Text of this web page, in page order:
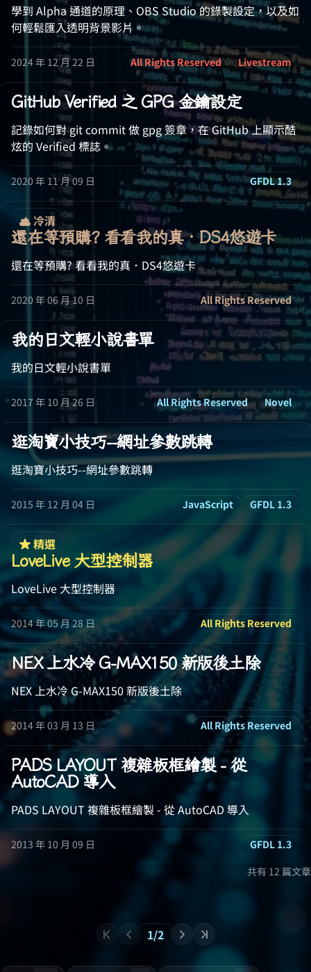
學到 Alpha 通道的原理、OBS Studio 的錄製設定，以及如
何輕鬆匯入透明背景影片。
2024 年 12 月 22 日 All Rights Reserved Livestream
GitHub Verified 之 GPG 金鑰設定
記錄如何對 git commit 做 gpg 簽章，在 GitHub 上顯示酷
炫的 Verified 標誌。
2020 年 11 月 09 日 GFDL 1.3
冷清
還在等預購? 看看我的真．DS4悠遊卡
還在等預購? 看看我的真．DS4悠遊卡
2020 年 06 月 10 日 All Rights Reserved
我的日文輕小說書單
我的日文輕小說書單
2017 年 10 月 26 日 All Rights Reserved Novel
逛淘寶小技巧--網址參數跳轉
逛淘寶小技巧--網址參數跳轉
2015 年 12 月 04 日 JavaScript GFDL 1.3
精選
LoveLive 大型控制器
LoveLive 大型控制器
2014 年 05 月 28 日 All Rights Reserved
NEX 上水冷 G-MAX150 新版後土除
NEX 上水冷 G-MAX150 新版後土除
2014 年 03 月 13 日 All Rights Reserved
PADS LAYOUT 複雜板框繪製 - 從
AutoCAD 導入
PADS LAYOUT 複雜板框繪製 - 從 AutoCAD 導入
2013 年 10 月 09 日
GFDL 1.3
共有 12 篇文章
1/2